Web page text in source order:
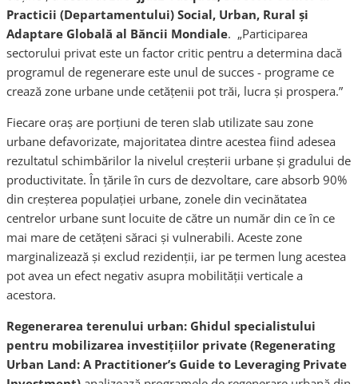
Practicii (Departamentului) Social, Urban, Rural și
Adaptare Globală al Băncii Mondiale. „Participarea
sectorului privat este un factor critic pentru a determina dacă
programul de regenerare este unul de succes - programe ce
crează zone urbane unde cetăţenii pot trăi, lucra şi prospera.”
Fiecare oraş are porțiuni de teren slab utilizate sau zone
urbane defavorizate, majoritatea dintre acestea fiind adesea
rezultatul schimbărilor la nivelul creșterii urbane și gradului de
productivitate. În ţările în curs de dezvoltare, care absorb 90%
din creșterea populației urbane, zonele din vecinătatea
centrelor urbane sunt locuite de către un număr din ce în ce
mai mare de cetăţeni săraci şi vulnerabili. Aceste zone
marginalizează și exclud rezidenții, iar pe termen lung acestea
pot avea un efect negativ asupra mobilității verticale a
acestora.
Regenerarea terenului urban: Ghidul specialistului
pentru mobilizarea investițiilor private (Regenerating
Urban Land: A Practitioner’s Guide to Leveraging Private